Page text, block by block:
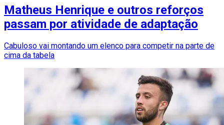
Matheus Henrique e outros reforços
passam por atividade de adaptação
Cabuloso vai montando um elenco para competir na parte de
cima da tabela